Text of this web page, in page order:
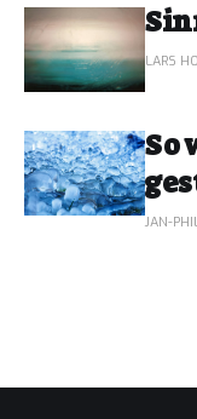
LARS
So
JAN-